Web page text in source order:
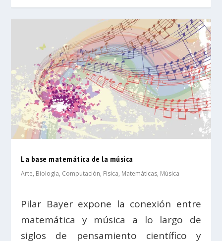
La base matemática de la música
Arte, Biología, Computación, Física, Matemáticas, Música
Pilar Bayer expone la conexión entre
matemática y música a lo largo de
siglos de pensamiento científico y